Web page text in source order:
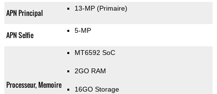
APN Principal 13-MP (Primaire)
APN Selfie 5-MP
Processeur, Memoire
MT6592 SoC
2GO RAM
16GO Storage